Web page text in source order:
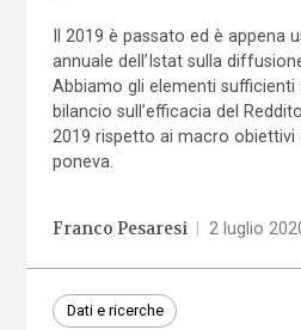
Il 2019 è passato ed è appena
annuale dell’Istat sulla
Abbiamo gli elementi
bilancio sull’efficacia del
2019 rispetto ai macro obiettivi
poneva.
Franco Pesaresi 2 luglio
Dati e ricerche